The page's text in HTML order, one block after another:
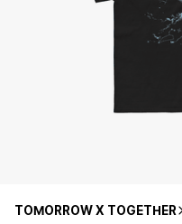
TOMORROW X TOGETHER